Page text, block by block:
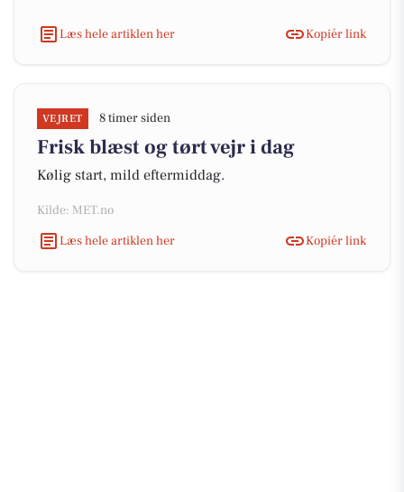
Læs hele artiklen her Kopiér link
VEJRET 8 timer siden
Frisk blæst og tørt vejr i dag
Kølig start, mild eftermiddag.
Kilde: MET.no
Læs hele artiklen her
Kopiér link